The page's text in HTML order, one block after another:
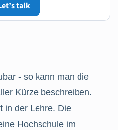
- so kann man die
Kürze beschreiben.
in der Lehre. Die
Hochschule im
talk